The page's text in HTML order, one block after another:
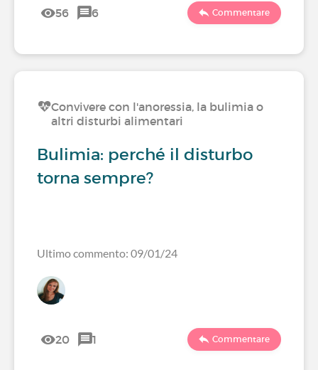
56 6 Commentare
Convivere con l'anoressia, la bulimia o
altri disturbi alimentari
Bulimia: perché il disturbo
torna sempre?
Ultimo commento: 09/01/24
20 1 Commentare